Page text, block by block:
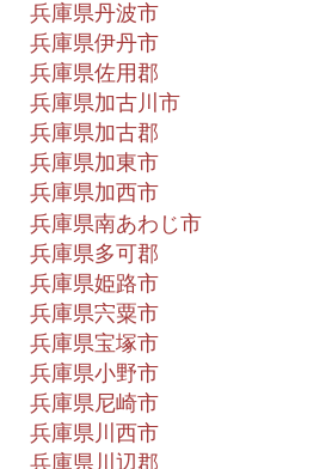
兵庫県丹波市
兵庫県伊丹市
兵庫県佐用郡
兵庫県加古川市
兵庫県加古郡
兵庫県加東市
兵庫県加西市
兵庫県南あわじ市
兵庫県多可郡
兵庫県姫路市
兵庫県宍粟市
兵庫県宝塚市
兵庫県小野市
兵庫県尼崎市
兵庫県川西市
兵庫県川辺郡